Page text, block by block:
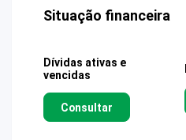
Situação financeira
Dívidas ativas e
vencidas
Consultar